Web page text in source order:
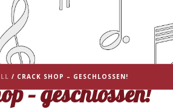
/ CRACK SHOP – GESCHLOSSEN!
– geschlossen!